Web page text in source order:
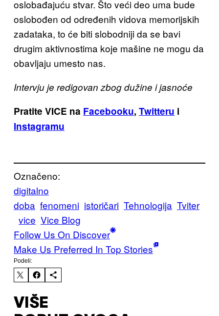
oslobađajuću stvar. Što veći deo uma bude
oslobođen od određenih vidova memorijskih
zadataka, to će biti slobodniji da se bavi
drugim aktivnostima koje mašine ne mogu da
obavljaju umesto nas.
Intervju je redigovan zbog dužine i jasnoće
Pratite VICE na Facebooku, Twitteru i
Instagramu
Označeno:
digitalno
doba fenomeni istoričari Tehnologija Tviter
vice Vice Blog
Follow Us On Discover
Make Us Preferred In Top Stories
Podeli:
VIŠE